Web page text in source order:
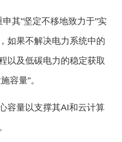
其"坚定不移地致力于"实
如果不解决电力系统中的
以及低碳电力的稳定获取
容量"。
容量以支撑其AI和云计算